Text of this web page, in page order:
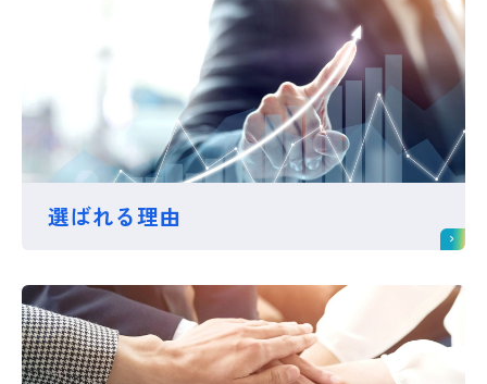
選ばれる理由